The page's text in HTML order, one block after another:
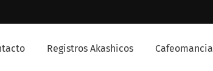
Registros Akashicos Cafeomancia